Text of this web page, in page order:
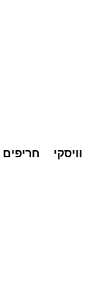
וויסקי חריפים